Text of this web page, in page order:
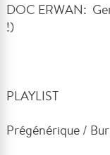
DOC ERWAN:
!)
PLAYLIST
Prégénérique /